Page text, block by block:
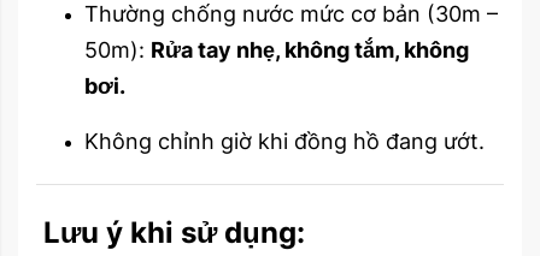
Thường chống nước mức cơ bản (30m –
50m): Rửa tay nhẹ, không tắm, không
bơi.
Không chỉnh giờ khi đồng hồ đang ướt.
Lưu ý khi sử dụng: